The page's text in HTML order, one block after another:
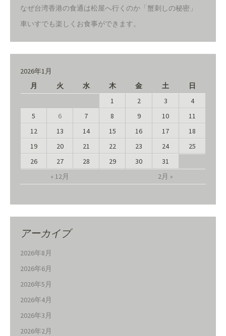
なぜ台湾香港の食通は松屋へ行くのか「蟹刺しの秘密」
車いすでも楽しくお食事ができます。
2026年1月
月
火 水 木 金 土 日
« 12月 2月 »
1 2 3
4
5
6 7 8 9 10
11
12
13 14 15 16 17
18
19
20 21 22 23 24
25
26
27 28 29 30 31
アーカイブ
2026年8月
2026年6月
2026年5月
2026年4月
2026年3月
2026年2月